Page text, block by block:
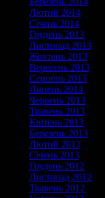
Лютий 2014
Січень 2014
Грудень 2013
Листопад 2013
Жовтень 2013
Вересень 2013
Серпень 2013
Липень 2013
Червень 2013
Травень 2013
Квітень 2013
Березень 2013
Лютий 2013
Січень 2013
Грудень 2012
Листопад 2012
Травень 2012